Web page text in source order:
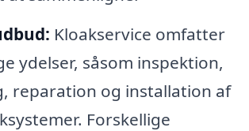
Kloakservice omfatter
ydelser, såsom inspektion,
reparation og installation af
Forskellige